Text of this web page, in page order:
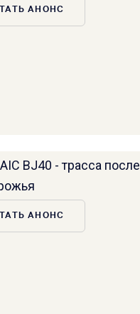
АНОНС
BJ40 - трасса после
АНОНС